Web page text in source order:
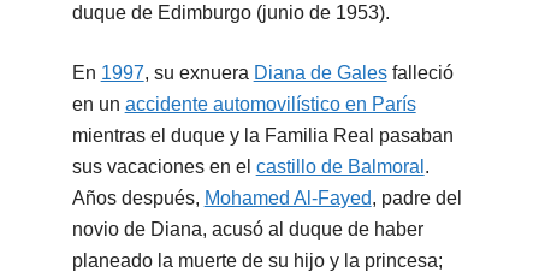
duque de Edimburgo (junio de 1953).
En 1997, su exnuera Diana de Galesfalleció
en un accidente automovilístico en París
mientras el duque y la Familia Real pasaban
sus vacaciones en el castillo de Balmoral .
Años después, Mohamed Al-Fayed, padre del
novio de Diana, acusó al duque de haber
planeado la muerte de su hijo y la princesa;